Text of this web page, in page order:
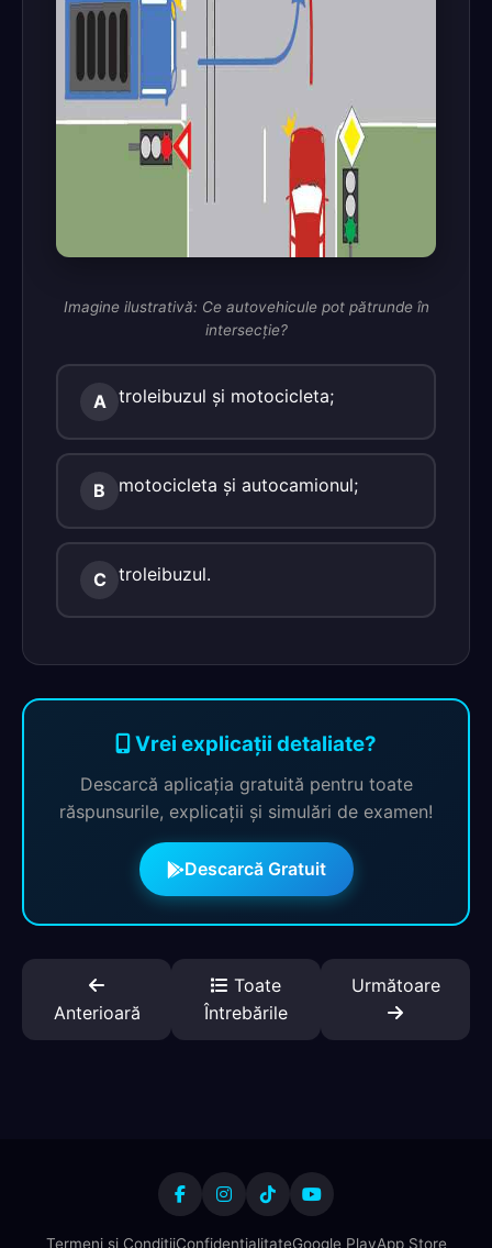
Imagine ilustrativă: Ce autovehicule pot pătrunde în
intersecţie?
A troleibuzul şi motocicleta;
B motocicleta şi autocamionul;
C troleibuzul.
Vrei explicații detaliate?
Descarcă aplicația gratuită pentru toate
răspunsurile, explicații și simulări de examen!
Descarcă Gratuit
Anterioară
Toate
Întrebările
Următoare
Termeni și CondițiiConfidențialitateGoogle PlayApp Store